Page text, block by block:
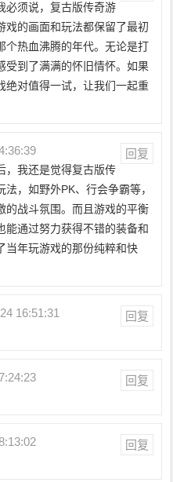
必须说，复古版传奇游
戏的画面和玩法都保留了最初
个热血沸腾的年代。无论是打
受到了满满的怀旧情怀。如果
绝对值得一试，让我们一起重
回复
，我还是觉得复古版传
，如野外PK、行会争霸等，
的战斗氛围。而且游戏的平衡
能通过努力获得不错的装备和
当年玩游戏的那份纯粹和快
16:51:31 回复
回复
回复